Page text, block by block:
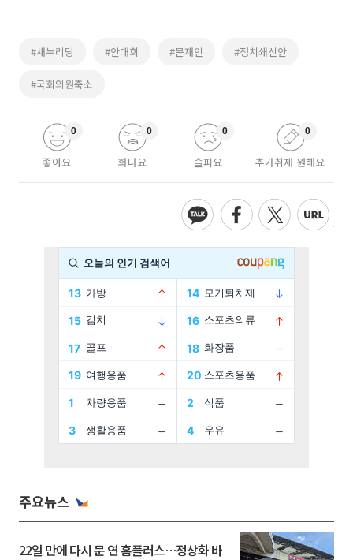
#새누리당 #안대희 #문재인 #정치쇄신안
#국회의원축소
좋아요
0
화나요
0
슬퍼요
0
추가취재 원해요
0
주요뉴스
22일 만에 다시 문 연 홈플러스…정상화 바